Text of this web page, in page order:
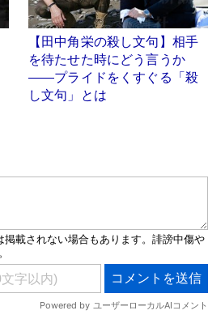
【田中角栄の殺し文句】相手
を待たせた時にどう言うか
――プライドをくすぐる「殺
し文句」とは